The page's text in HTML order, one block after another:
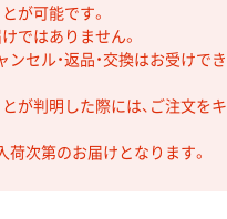
が可能です。
ではありません。
セル・返品・交換はお受けでき
が判明した際には、ご注文をキ
荷次第のお届けとなります。